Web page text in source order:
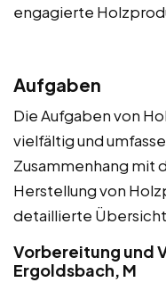
engagierte
Aufgaben
Die Aufgaben von
vielfältig und
Zusammenhang mit
Herstellung von
detaillierte
Vorbereitung und
Ergoldsbach, M